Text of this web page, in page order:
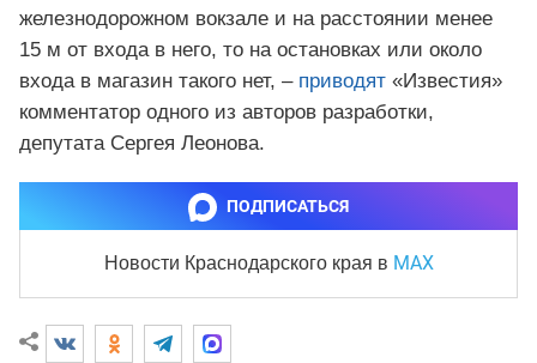
железнодорожном вокзале и на расстоянии менее
15 м от входа в него, то на остановках или около
входа в магазин такого нет, – приводят «Известия»
комментатор одного из авторов разработки,
депутата Сергея Леонова.
ПОДПИСАТЬСЯ
Новости Краснодарского края в MAX